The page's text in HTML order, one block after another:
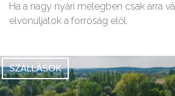
Ha a nagy nyári melegben csak arra
elvonuljatok a forróság elől.
SZÁLLÁSOK